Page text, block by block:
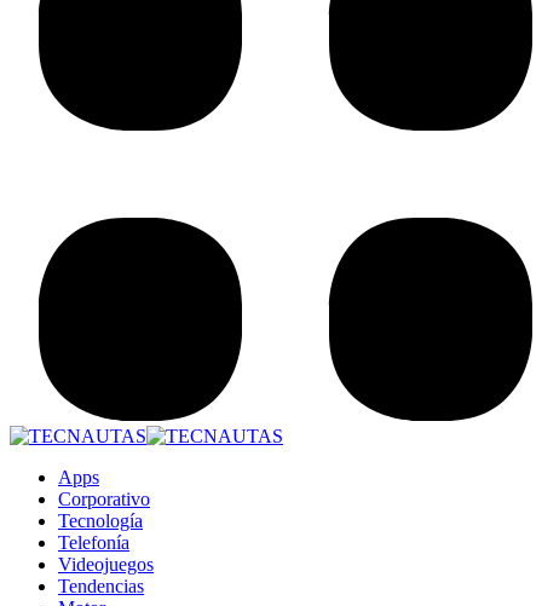
Apps
Corporativo
Tecnología
Telefonía
Videojuegos
Tendencias